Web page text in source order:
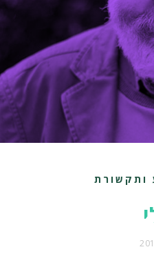
ותקשורת